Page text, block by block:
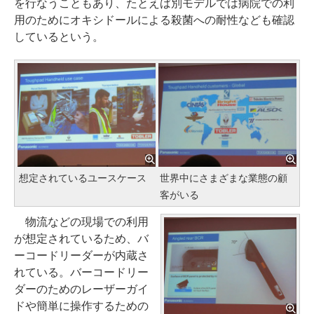
を行なうこともあり、たとえば別モデルでは病院での利
用のためにオキシドールによる殺菌への耐性なども確認
しているという。
想定されているユースケース
世界中にさまざまな業態の顧
客がいる
物流などの現場での利用
が想定されているため、バ
ーコードリーダーが内蔵さ
れている。バーコードリー
ダーのためのレーザーガイ
ドや簡単に操作するための